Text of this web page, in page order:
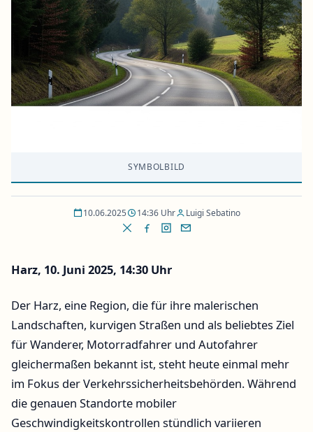
SYMBOLBILD
10.06.2025 14:36 Uhr Luigi Sebatino
Harz, 10. Juni 2025, 14:30 Uhr
Der Harz, eine Region, die für ihre malerischen
Landschaften, kurvigen Straßen und als beliebtes Ziel
für Wanderer, Motorradfahrer und Autofahrer
gleichermaßen bekannt ist, steht heute einmal mehr
im Fokus der Verkehrssicherheitsbehörden. Während
die genauen Standorte mobiler
Geschwindigkeitskontrollen stündlich variieren